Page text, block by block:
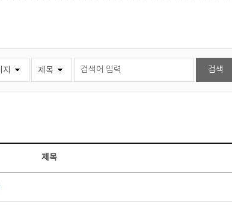
제목